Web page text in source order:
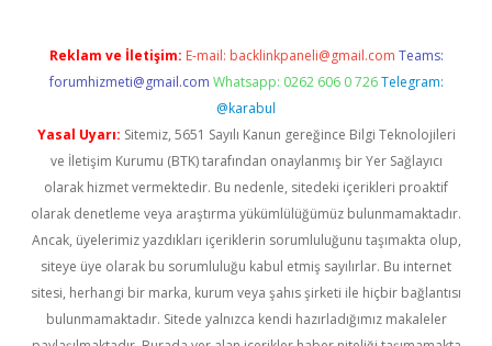
Reklam ve İletişim: E-mail: backlinkpaneli@gmail.com Teams:
forumhizmeti@gmail.com Whatsapp: 0262 606 0 726 Telegram:
@karabul
Yasal Uyarı: Sitemiz, 5651 Sayılı Kanun gereğince Bilgi Teknolojileri
ve İletişim Kurumu (BTK) tarafından onaylanmış bir Yer Sağlayıcı
olarak hizmet vermektedir. Bu nedenle, sitedeki içerikleri proaktif
olarak denetleme veya araştırma yükümlülüğümüz bulunmamaktadır.
Ancak, üyelerimiz yazdıkları içeriklerin sorumluluğunu taşımakta olup,
siteye üye olarak bu sorumluluğu kabul etmiş sayılırlar. Bu internet
sitesi, herhangi bir marka, kurum veya şahıs şirketi ile hiçbir bağlantısı
bulunmamaktadır. Sitede yalnızca kendi hazırladığımız makaleler